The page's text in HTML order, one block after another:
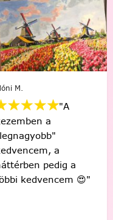
"Engem egy nagyon
nehéz időszakon
segített át a
festés,megunhatatlan
és szuper a
végeredmény!"